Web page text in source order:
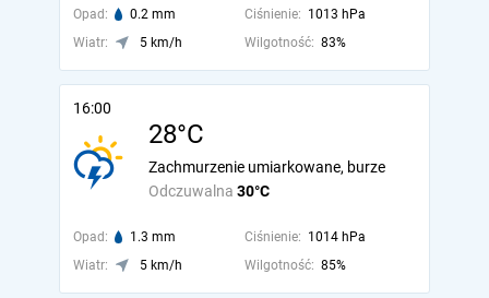
Opad: 0.2 mm Ciśnienie: 1013 hPa
Wiatr:
5 km/h Wilgotność: 83%
16:00
28°C
Odczuwalna 30°C
Zachmurzenie umiarkowane, burze
Opad: 1.3 mm Ciśnienie: 1014 hPa
Wiatr:
5 km/h Wilgotność: 85%